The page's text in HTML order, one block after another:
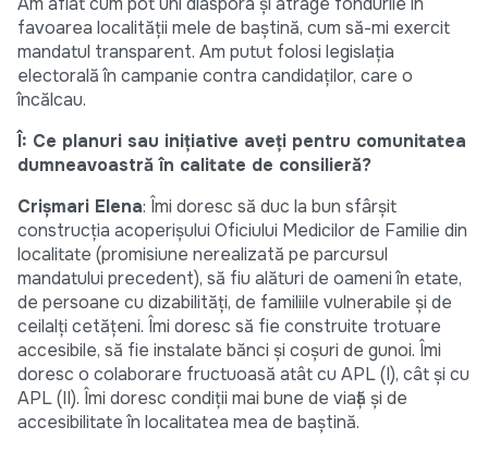
favoarea localității mele de baștină, cum să-mi exercit
mandatul transparent. Am putut folosi legislația
electorală în campanie contra candidaților, care o
încălcau.
Î: Ce planuri sau inițiative aveți pentru comunitatea
dumneavoastră în calitate de consilieră?
Crișmari Elena: Îmi doresc să duc la bun sfârșit
construcția acoperișului Oficiului Medicilor de Familie din
localitate (promisiune nerealizată pe parcursul
mandatului precedent), să fiu alături de oameni în etate,
de persoane cu dizabilități, de familiile vulnerabile și de
ceilalți cetățeni. Îmi doresc să fie construite trotuare
accesibile, să fie instalate bănci și coșuri de gunoi. Îmi
doresc o colaborare fructuoasă atât cu APL (I), cât și cu
APL (II). Îmi doresc condiții mai bune de viață și de
accesibilitate în localitatea mea de baștină.